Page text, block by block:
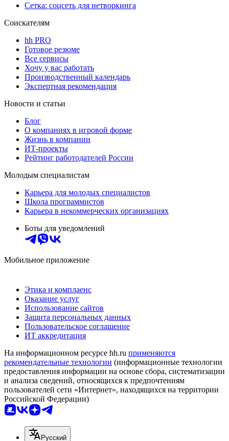
Сетка: соцсеть для нетворкинга
Соискателям
hh PRO
Готовое резюме
Все сервисы
Хочу у вас работать
Производственный календарь
Экспертная рекомендация
Новости и статьи
Блог
О компаниях в игровой форме
Жизнь в компании
ИТ-проекты
Рейтинг работодателей России
Молодым специалистам
Карьера для молодых специалистов
Школа программистов
Карьера в некоммерческих организациях
Боты для уведомлений
Мобильное приложение
Этика и комплаенс
Оказание услуг
Использование сайтов
Защита персональных данных
Пользовательское соглашение
ИТ аккредитация
На информационном ресурсе hh.ru применяются
рекомендательные технологии (информационные технологии
предоставления информации на основе сбора, систематизации
и анализа сведений, относящихся к предпочтениям
пользователей сети «Интернет», находящихся на территории
Российской Федерации)
Русский